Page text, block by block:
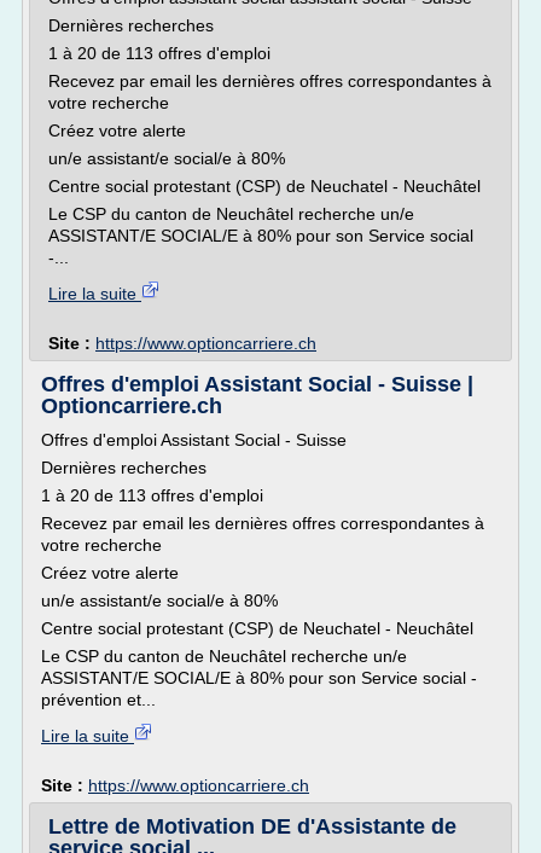
Dernières recherches
1 à 20 de 113 offres d'emploi
Recevez par email les dernières offres correspondantes à
votre recherche
Créez votre alerte
un/e assistant/e social/e à 80%
Centre social protestant (CSP) de Neuchatel - Neuchâtel
Le CSP du canton de Neuchâtel recherche un/e
ASSISTANT/E SOCIAL/E à 80% pour son Service social
-...
Lire la suite
Site : https://www.optioncarriere.ch
Offres d'emploi Assistant Social - Suisse |
Optioncarriere.ch
Offres d'emploi Assistant Social - Suisse
Dernières recherches
1 à 20 de 113 offres d'emploi
Recevez par email les dernières offres correspondantes à
votre recherche
Créez votre alerte
un/e assistant/e social/e à 80%
Centre social protestant (CSP) de Neuchatel - Neuchâtel
Le CSP du canton de Neuchâtel recherche un/e
ASSISTANT/E SOCIAL/E à 80% pour son Service social -
prévention et...
Lire la suite
Site : https://www.optioncarriere.ch
Lettre de Motivation DE d'Assistante de
service social ...